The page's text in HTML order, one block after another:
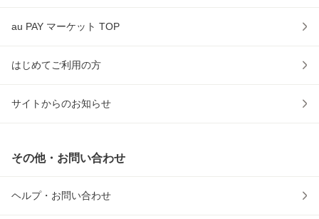
au PAY マーケット TOP
はじめてご利用の方
サイトからのお知らせ
その他・お問い合わせ
ヘルプ・お問い合わせ